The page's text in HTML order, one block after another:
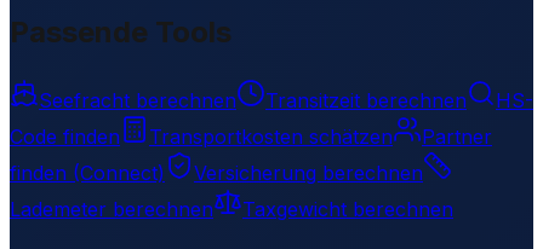
Passende Tools
Seefracht berechnen Transitzeit berechnen
HS-
Code finden
Transportkosten schätzen
Partner
finden (Connect)
Versicherung berechnen
Lademeter berechnen
Taxgewicht berechnen